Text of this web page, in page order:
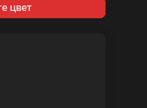
цвет